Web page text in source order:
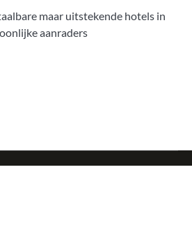
maar uitstekende hotels in
aanraders